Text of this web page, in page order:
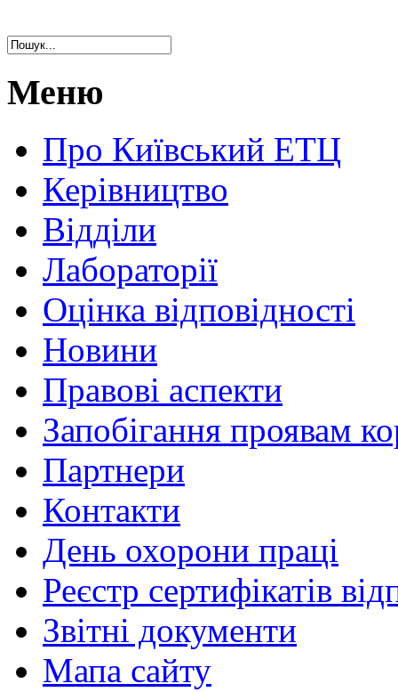
Меню
Про Київський ЕТЦ
Керівництво
Відділи
Лабораторії
Оцінка відповідності
Новини
Правові аспекти
Запобігання проявам
Партнери
Контакти
День охорони праці
Реєстр сертифікатів
Звітні документи
Мапа сайту